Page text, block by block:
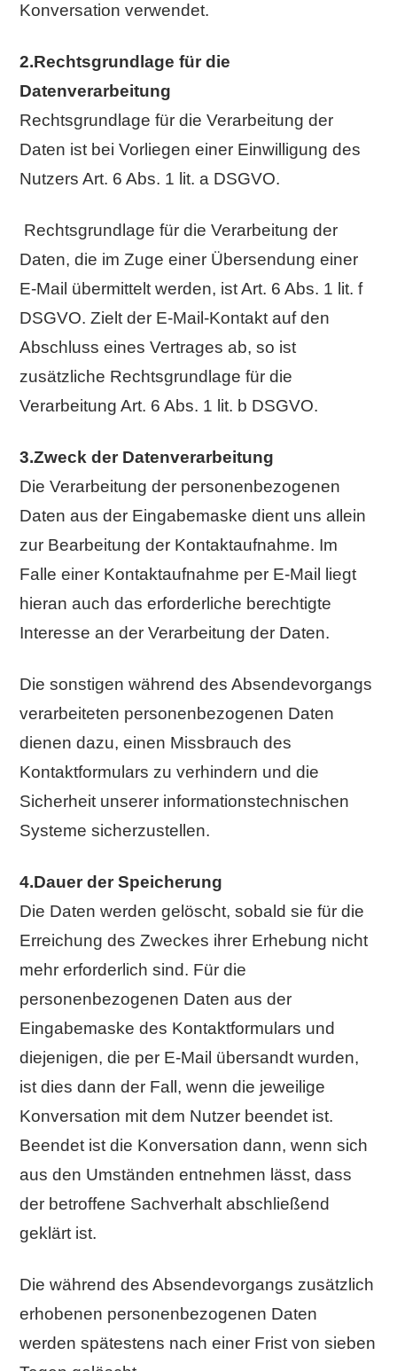
Konversation verwendet.
2.Rechtsgrundlage für die
Datenverarbeitung
Rechtsgrundlage für die Verarbeitung der
Daten ist bei Vorliegen einer Einwilligung des
Nutzers Art. 6 Abs. 1 lit. a DSGVO.
Rechtsgrundlage für die Verarbeitung der
Daten, die im Zuge einer Übersendung einer
E-Mail übermittelt werden, ist Art. 6 Abs. 1 lit. f
DSGVO. Zielt der E-Mail-Kontakt auf den
Abschluss eines Vertrages ab, so ist
zusätzliche Rechtsgrundlage für die
Verarbeitung Art. 6 Abs. 1 lit. b DSGVO.
3.Zweck der Datenverarbeitung
Die Verarbeitung der personenbezogenen
Daten aus der Eingabemaske dient uns allein
zur Bearbeitung der Kontaktaufnahme. Im
Falle einer Kontaktaufnahme per E-Mail liegt
hieran auch das erforderliche berechtigte
Interesse an der Verarbeitung der Daten.
Die sonstigen während des Absendevorgangs
verarbeiteten personenbezogenen Daten
dienen dazu, einen Missbrauch des
Kontaktformulars zu verhindern und die
Sicherheit unserer informationstechnischen
Systeme sicherzustellen.
4.Dauer der Speicherung
Die Daten werden gelöscht, sobald sie für die
Erreichung des Zweckes ihrer Erhebung nicht
mehr erforderlich sind. Für die
personenbezogenen Daten aus der
Eingabemaske des Kontaktformulars und
diejenigen, die per E-Mail übersandt wurden,
ist dies dann der Fall, wenn die jeweilige
Konversation mit dem Nutzer beendet ist.
Beendet ist die Konversation dann, wenn sich
aus den Umständen entnehmen lässt, dass
der betroffene Sachverhalt abschließend
geklärt ist.
Die während des Absendevorgangs zusätzlich
erhobenen personenbezogenen Daten
werden spätestens nach einer Frist von sieben